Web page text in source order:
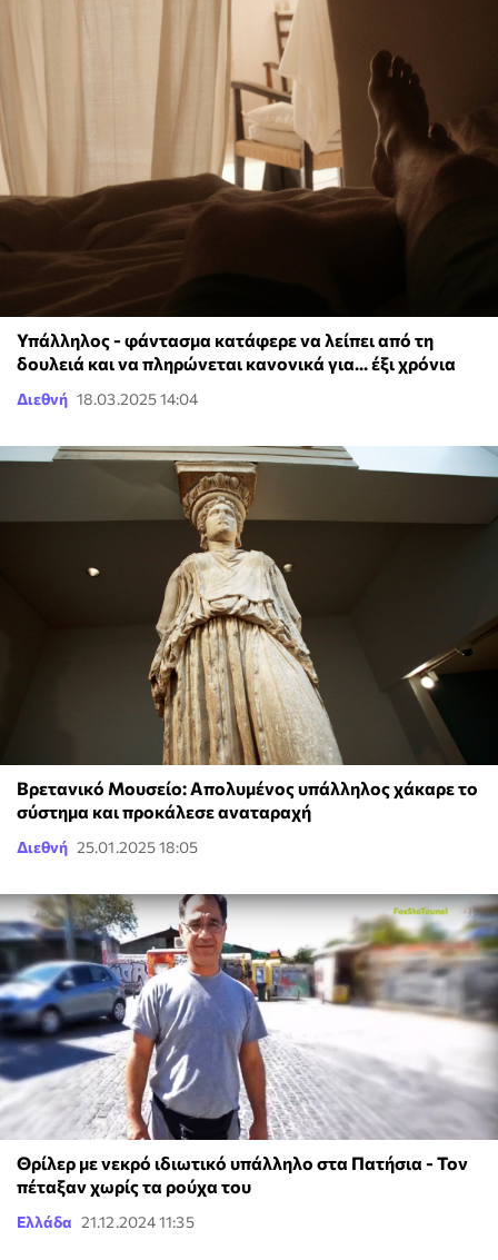
Υπάλληλος - φάντασμα κατάφερε να λείπει από τη
δουλειά και να πληρώνεται κανονικά για... έξι χρόνια
Διεθνή 18.03.2025 14:04
Βρετανικό Μουσείο: Απολυμένος υπάλληλος χάκαρε το
σύστημα και προκάλεσε αναταραχή
Διεθνή 25.01.2025 18:05
Θρίλερ με νεκρό ιδιωτικό υπάλληλο στα Πατήσια - Τον
πέταξαν χωρίς τα ρούχα του
Ελλάδα 21.12.2024 11:35